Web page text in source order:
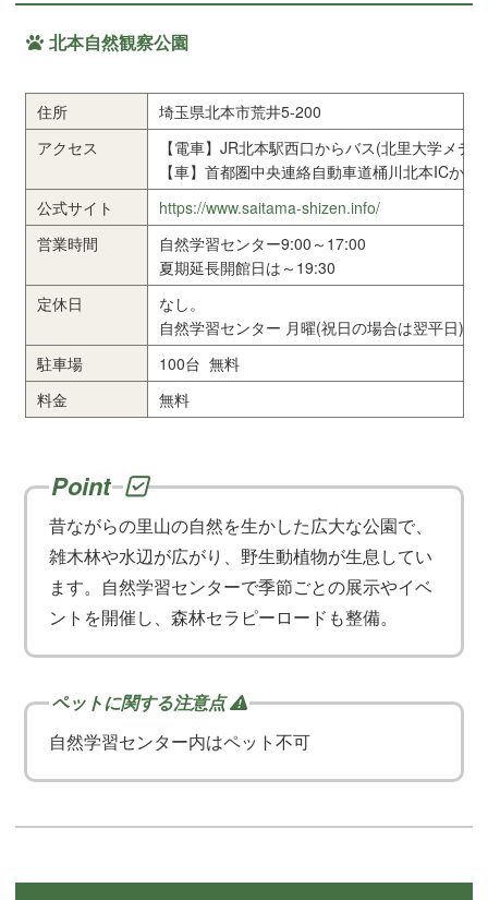
北本自然観察公園
住所
埼玉県北本市荒井5-200
アクセス
【電車】JR北本駅西口からバス(北里大学メ
【車】首都圏中央連絡自動車道桶川北本ICか
公式サイト
https://www.saitama-shizen.info/
営業時間
自然学習センター9:00～17:00
夏期延長開館日は～19:30
定休日
なし。
自然学習センター 月曜(祝日の場合は翌平日)
駐車場
100台 無料
料金
無料
昔ながらの里山の自然を生かした広大な公園で、
雑木林や水辺が広がり、野生動植物が生息してい
ます。自然学習センターで季節ごとの展示やイベ
ントを開催し、森林セラピーロードも整備。
自然学習センター内はペット不可